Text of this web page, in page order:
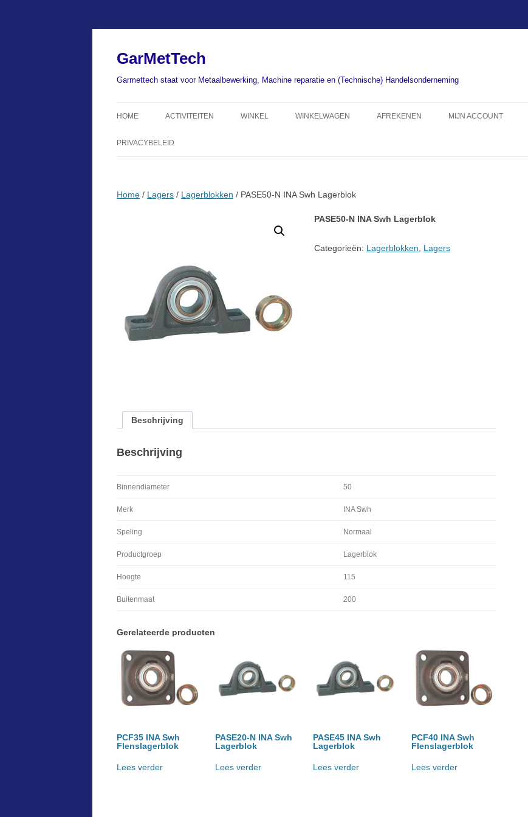
inhoud
GarMetTech
Garmettech staat voor Metaalbewerking, Machine reparatie en (Technische) Handelsonderneming
HOME ACTIVITEITEN WINKEL WINKELWAGEN AFREKENEN MIJN ACCOUNT
PRIVACYBELEID
Home / Lagers / Lagerblokken / PASE50-N INA Swh Lagerblok
PASE50-N INA Swh Lagerblok
Categorieën: Lagerblokken Lagers
Beschrijving
Beschrijving
Binnendiameter 50
Merk INA Swh
Speling Normaal
Productgroep Lagerblok
Hoogte 115
Buitenmaat 200
Gerelateerde producten
PCF35 INA Swh
Flenslagerblok
Lees verder
PASE20-N INA Swh
Lagerblok
Lees verder
PASE45 INA Swh
Lagerblok
Lees verder
PCF40 INA Swh
Flenslagerblok
Lees verder